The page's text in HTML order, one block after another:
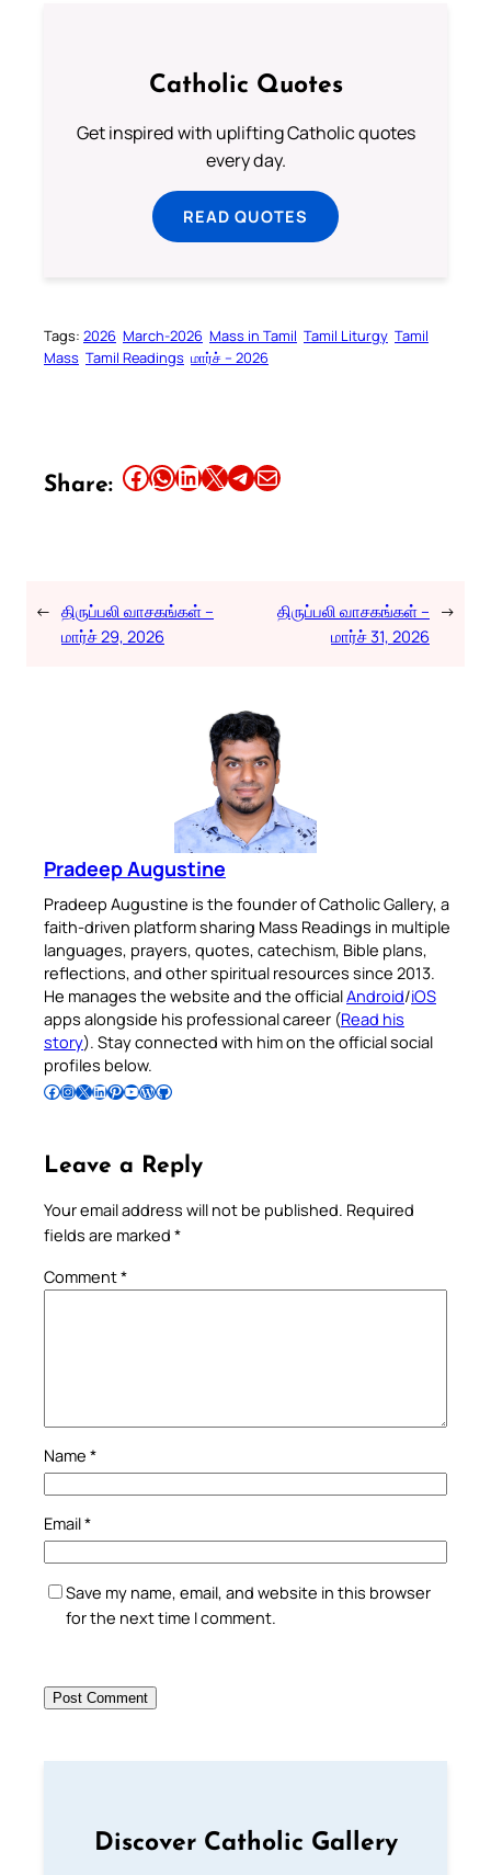
Catholic Quotes
Get inspired with uplifting Catholic quotes
every day.
READ QUOTES
Tags: 2026 March-2026 Mass in Tamil Tamil Liturgy Tamil
Mass Tamil Readings மார்ச் – 2026
Share: Share this article on Facebook Share this article on WhatsApp Share this article on LinkedIn Share this article on X Share this article on TelegramEmail this Article
← திருப்பலி வாசகங்கள் –
மார்ச் 29, 2026
திருப்பலி வாசகங்கள் –
மார்ச் 31, 2026
→
Pradeep Augustine
Pradeep Augustine is the founder of Catholic Gallery, a
faith-driven platform sharing Mass Readings in multiple
languages, prayers, quotes, catechism, Bible plans,
reflections, and other spiritual resources since 2013.
He manages the website and the officialAndroid/iOS
apps alongside his professional career (Read his
story). Stay connected with him on the official social
profiles below.
Follow Pradeep on Facebook Follow Pradeep on InstagramFollow Pradeep on X Follow Pradeep on LinkedIn Follow Pradeep on Pinterest Subscribe to Pradeep’s Youtube Channel Follow Pradeep on WordPress Follow Pradeep on GitHub
Leave a Reply
Your email address will not be published. Required
fields are marked *
Comment*
Name *
Email*
Save my name, email, and website in this browser
for the next time I comment.
Discover Catholic Gallery